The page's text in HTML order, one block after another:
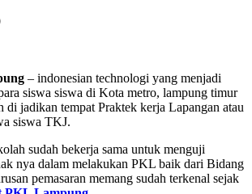
– indonesian technologi yang menjadi
siswa siswa di Kota metro, lampung timur
di jadikan tempat Praktek kerja Lapangan atau
siswa TKJ.
sudah bekerja sama untuk menguji
nya dalam melakukan PKL baik dari Bidang
pemasaran memang sudah terkenal sejak